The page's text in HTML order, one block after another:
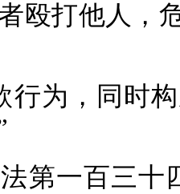
殴打他人，
为，同时构
一百三十